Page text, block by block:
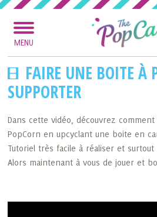
MENU
FAIRE UNE BOITE À
SUPPORTER
Dans cette vidéo, découvrez
PopCorn en upcyclant une boite en
Tutoriel très facile à réaliser et
Alors maintenant à vous de jouer et